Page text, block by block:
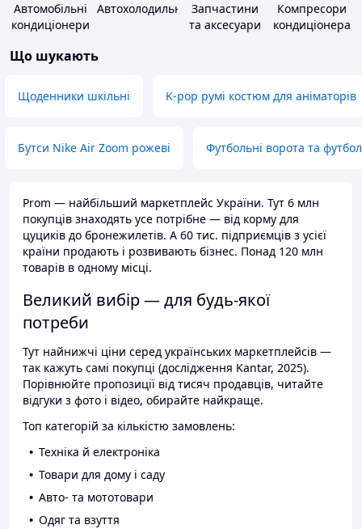
Автомобільні
кондиціонери
АвтохолодильникиЗапчастини
та аксесуари
Компресори
кондиціонера
Що шукають
Щоденники шкільні K-pop румі костюм для аніматорів
Бутси Nike Air Zoom рожеві Футбольні ворота та
Prom — найбільший маркетплейс України. Тут 6 млн
покупців знаходять усе потрібне — від корму для
цуциків до бронежилетів. А 60 тис. підприємців з усієї
країни продають і розвивають бізнес. Понад 120 млн
товарів в одному місці.
Великий вибір — для будь-якої
потреби
Тут найнижчі ціни серед українських маркетплейсів —
так кажуть самі покупці (дослідження Kantar, 2025).
Порівнюйте пропозиції від тисяч продавців, читайте
відгуки з фото і відео, обирайте найкраще.
Топ категорій за кількістю замовлень:
Техніка й електроніка
Товари для дому і саду
Авто- та мототовари
Одяг та взуття